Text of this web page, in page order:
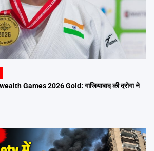
Games 2026 Gold: गाजियाबाद की दरोगा ने